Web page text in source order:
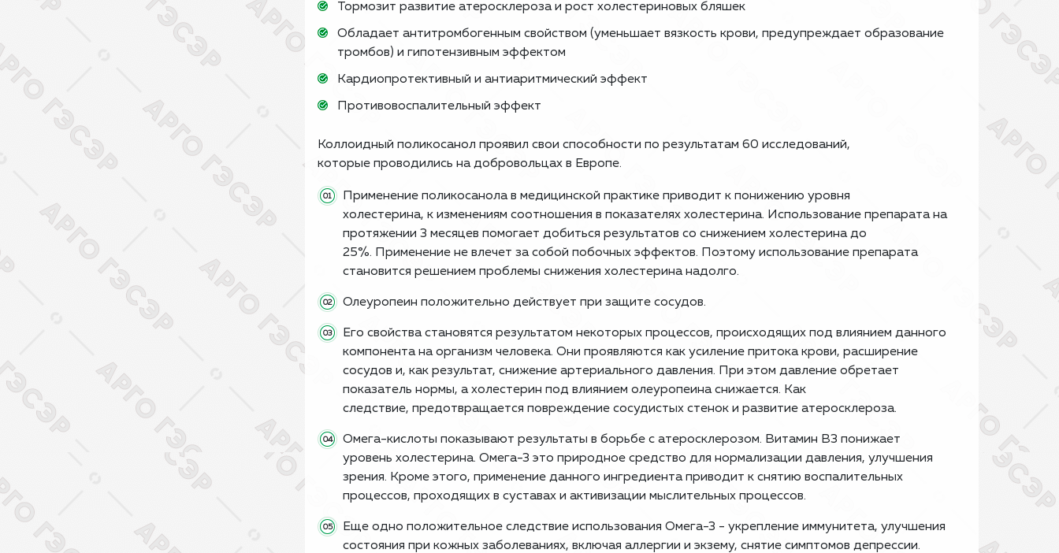
Тормозит развитие атеросклероза и рост холестериновых бляшек
Обладает антитромбогенным свойством (уменьшает вязкость крови, предупреждает образование
тромбов) и гипотензивным эффектом
Кардиопротективный и антиаритмический эффект
Противовоспалительный эффект
Коллоидный поликосанол проявил свои способности по результатам 60 исследований,
которые проводились на добровольцах в Европе.
Применение поликосанола в медицинской практике приводит к понижению уровня
холестерина, к изменениям соотношения в показателях холестерина. Использование препарата на
протяжении 3 месяцев помогает добиться результатов со снижением холестерина до
25%. Применение не влечет за собой побочных эффектов. Поэтому использование препарата
становится решением проблемы снижения холестерина надолго.
Олеуропеин положительно действует при защите сосудов.
Его свойства становятся результатом некоторых процессов, происходящих под влиянием данного
компонента на организм человека. Они проявляются как усиление притока крови, расширение
сосудов и, как результат, снижение артериального давления. При этом давление обретает
показатель нормы, а холестерин под влиянием олеуропеина снижается. Как
следствие, предотвращается повреждение сосудистых стенок и развитие атеросклероза.
Омега-кислоты показывают результаты в борьбе с атеросклерозом. Витамин В3 понижает
уровень холестерина. Омега-3 это природное средство для нормализации давления, улучшения
зрения. Кроме этого, применение данного ингредиента приводит к снятию воспалительных
процессов, проходящих в суставах и активизации мыслительных процессов.
Еще одно положительное следствие использования Омега-3 - укрепление иммунитета, улучшения
состояния при кожных заболеваниях, включая аллергии и экзему, снятие симптомов депрессии.